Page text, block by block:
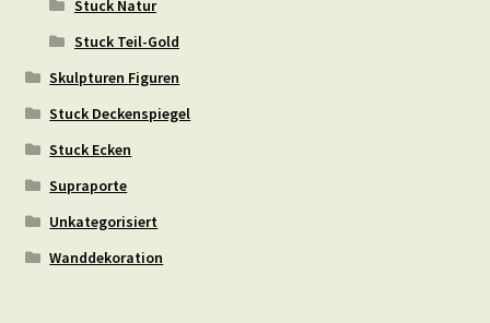
Stuck Natur
Stuck Teil-Gold
Skulpturen Figuren
Stuck Deckenspiegel
Stuck Ecken
Supraporte
Unkategorisiert
Wanddekoration